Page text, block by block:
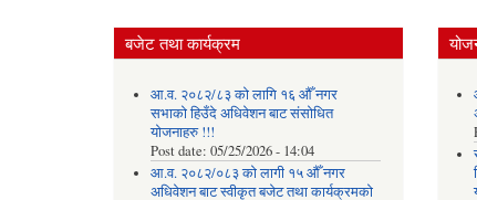
बजेट तथा कार्यक्रम
आ.व. २०८२/८३ को लागि १६ औँ नगर
सभाको हिउँदे अधिवेशन बाट संसोधित
योजनाहरु !!!
Post date: 05/25/2026 - 14:04
आ.व. २०८२/०८३ को लागी १५ औँ नगर
अधिवेशन बाट स्वीकृत बजेट तथा कार्यक्रमको